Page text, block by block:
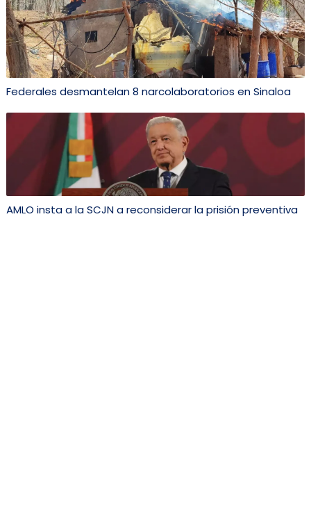
Federales desmantelan 8 narcolaboratorios en Sinaloa
AMLO insta a la SCJN a reconsiderar la prisión preventiva